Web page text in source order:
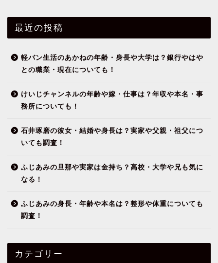
最近の投稿
軽バン生活のあかねの年齢・身長や大学は？銀行やはや
との職業・現在についても！
けいじチャンネルの年齢や嫁・仕事は？年収や本名・事
務所についても！
石井琢磨の彼女・結婚や身長は？実家や父親・祖父につ
いても調査！
ふじあみの旦那や実家は金持ち？高校・大学や兄も気に
なる！
ふじあみの身長・年齢や本名は？整形や体重についても
調査！
カテゴリー